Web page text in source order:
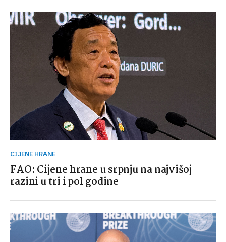
CIJENE HRANE
FAO: Cijene hrane u srpnju na najvišoj
razini u tri i pol godine